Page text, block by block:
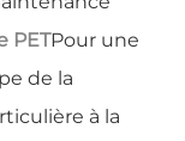
PETPour une
de la
à la